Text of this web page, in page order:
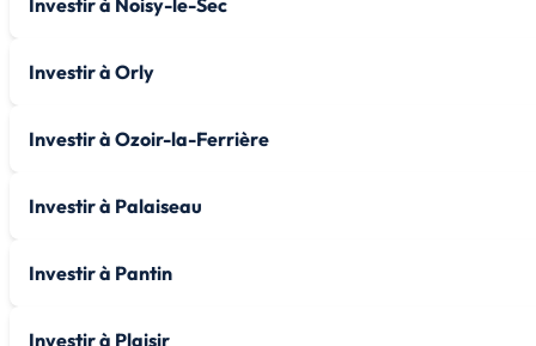
Investir à Noisy-le-Sec
Investir à Orly
Investir à Ozoir-la-Ferrière
Investir à Palaiseau
Investir à Pantin
Investir à Plaisir